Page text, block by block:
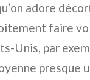
adore
faire
Unis, par
presque